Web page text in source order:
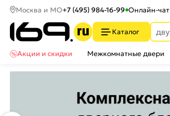
Москва и МО+7 (495) 984-16-99 Онлайн-чат
Каталог
Акции и скидки
Межкомнатные двери